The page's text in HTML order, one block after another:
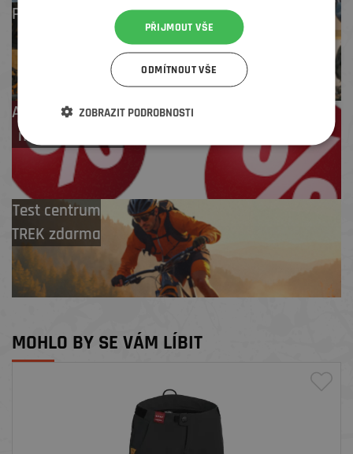
Profesionální záruční
i pozáruční servis
Až 4 % cashback
na další nákup
Test centrum
TREK zdarma
MOHLO BY SE VÁM LÍBIT
PŘIJMOUT VŠE
ODMÍTNOUT VŠE
ZOBRAZIT PODROBNOSTI